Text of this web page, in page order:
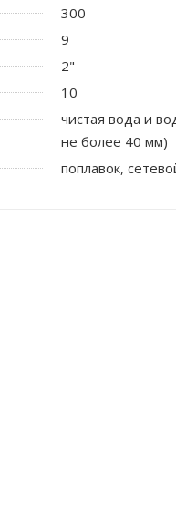
300
9
2"
10
чистая вода и
не более 40 мм)
поплавок,